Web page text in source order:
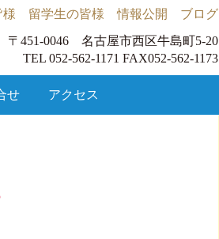
様 留学生の皆様 情報公開
ブログ
〒451-0046 名古屋市西区牛島町5-20
TEL 052-562-1171 FAX052-562-1173
せ アクセス